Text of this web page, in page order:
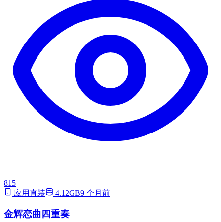
815
应用直装
4.12GB9 个月前
金辉恋曲四重奏